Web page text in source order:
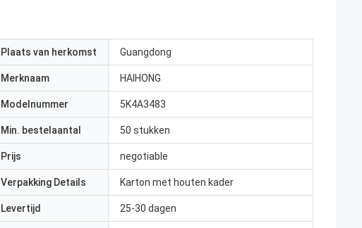
Plaats van herkomst Guangdong
Merknaam HAIHONG
Modelnummer 5K4A3483
Min. bestelaantal 50 stukken
Prijs negotiable
Verpakking Details Karton met houten kader
Levertijd 25-30 dagen